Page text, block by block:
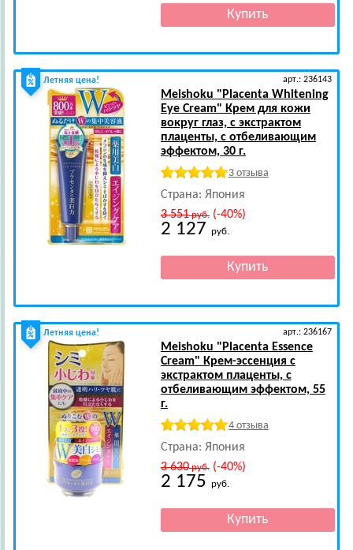
Летняя цена! арт.: 236143
Meishoku "Placenta Whitening
Eye Cream" Крем для кожи
вокруг глаз, с экстрактом
плаценты, с отбеливающим
эффектом, 30 г.
3 отзыва
Страна: Япония
3 551руб.(-40%)
2 127 руб.
Летняя цена! арт.: 236167
Meishoku "Placenta Essence
Cream" Крем-эссенция с
экстрактом плаценты, с
отбеливающим эффектом, 55
г.
4 отзыва
Страна: Япония
3 630руб.(-40%)
2 175 руб.